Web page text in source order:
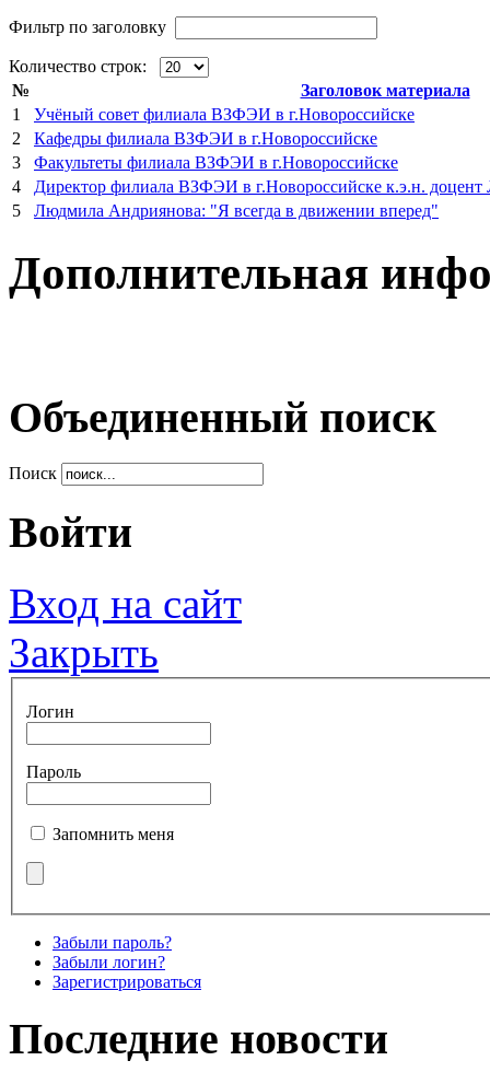
Фильтр по заголовку
Количество строк:
№
Заголовок материала
1
Учёный совет филиала ВЗФЭИ в г.Новороссийске
2
Кафедры филиала ВЗФЭИ в г.Новороссийске
3
Факультеты филиала ВЗФЭИ в г.Новороссийске
4
Директор филиала ВЗФЭИ в г.Новороссийске к.э.н.
5
Людмила Андриянова: "Я всегда в движении вперед"
Дополнительная
Объединенный поиск
Поиск
Войти
Вход на сайт
Закрыть
Логин
Пароль
Запомнить меня
Забыли пароль?
Забыли логин?
Зарегистрироваться
Последние новости